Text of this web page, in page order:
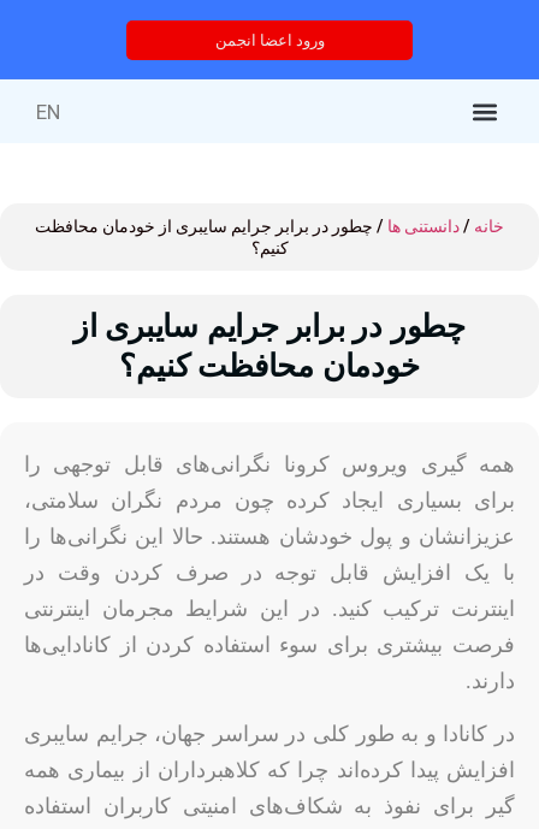
ورود اعضا انجمن
EN
خانه /دانستنی ها / چطور در برابر جرایم سایبری از خودمان محافظت
کنیم؟
چطور در برابر جرایم سایبری از
خودمان محافظت کنیم؟
همه گیری ویروس کرونا نگرانی‌های قابل توجهی را
برای بسیاری ایجاد کرده چون مردم نگران سلامتی،
عزیزانشان و پول خودشان هستند. حالا این نگرانی‌ها را
با یک افزایش قابل توجه در صرف کردن وقت در
اینترنت ترکیب کنید. در این شرایط مجرمان اینترنتی
فرصت بیشتری برای سوء استفاده کردن از کانادایی‌ها
دارند.
در کانادا و به طور کلی در سراسر جهان، جرایم سایبری
افزایش پیدا کرده‌اند چرا که کلاهبرداران از بیماری همه
گیر برای نفوذ به شکاف‌های امنیتی کاربران استفاده